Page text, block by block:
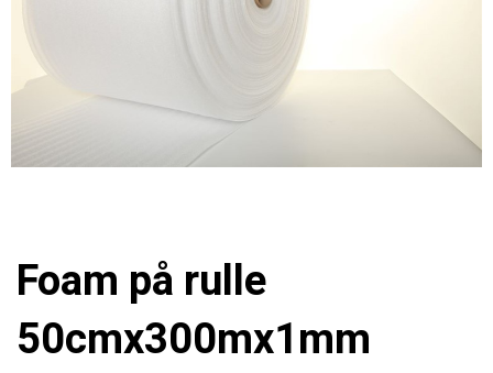
Foam på rulle
50cmx300mx1mm